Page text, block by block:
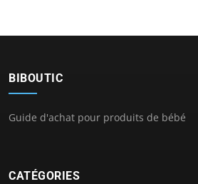
BIBOUTIC
Guide d'achat pour produits de bébé
CATÉGORIES